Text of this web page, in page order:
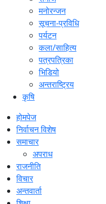
मनोरन्जन
सूचना-प्रविधि
पर्यटन
कला/साहित्य
पत्रपत्रिका
भिडियो
अन्तराष्ट्रिय
कृषि
होमपेज
निर्वाचन विशेष
समाचार
अपराध
राजनीति
विचार
अन्तवार्ता